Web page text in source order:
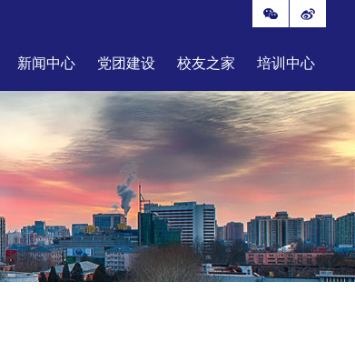
新闻中心 党团建设 校友之家 培训中心